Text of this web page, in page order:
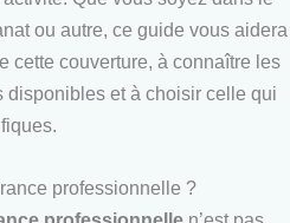
ou autre, ce guide vous aidera
cette couverture, à connaître les
disponibles et à choisir celle qui
professionnelle ?